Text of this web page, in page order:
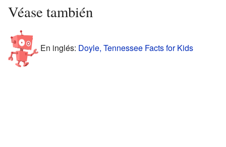
Véase también
En inglés: Doyle, Tennessee Facts for Kids